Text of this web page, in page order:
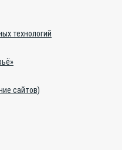
технологий
сайтов)